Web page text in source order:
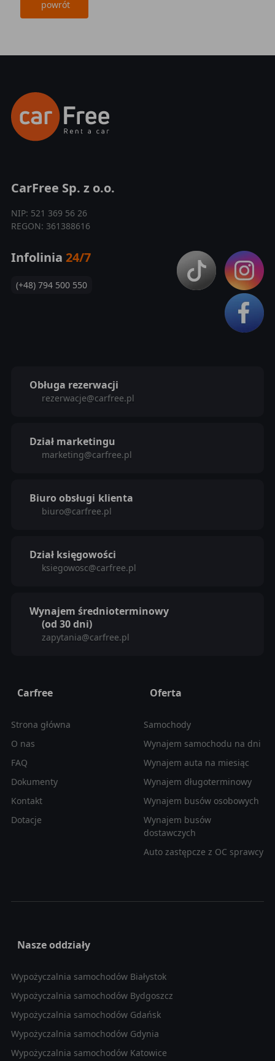
powrót
CarFree Sp. z o.o.
NIP: 521 369 56 26
REGON: 361388616
Infolinia 24/7
(+48) 794 500 550
Obługa rezerwacji
rezerwacje@carfree.pl
Dział marketingu
marketing@carfree.pl
Biuro obsługi klienta
biuro@carfree.pl
Dział księgowości
ksiegowosc@carfree.pl
Wynajem średnioterminowy
(od 30 dni)
zapytania@carfree.pl
Carfree
Strona główna
O nas
FAQ
Dokumenty
Kontakt
Dotacje
Oferta
Samochody
Wynajem samochodu na dni
Wynajem auta na miesiąc
Wynajem długoterminowy
Wynajem busów osobowych
Wynajem busów
dostawczych
Auto zastępcze z OC sprawcy
Nasze oddziały
Wypożyczalnia samochodów Białystok
Wypożyczalnia samochodów Bydgoszcz
Wypożyczalnia samochodów Gdańsk
Wypożyczalnia samochodów Gdynia
Wypożyczalnia samochodów Katowice